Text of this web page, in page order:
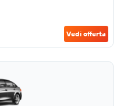
Vedi offerta